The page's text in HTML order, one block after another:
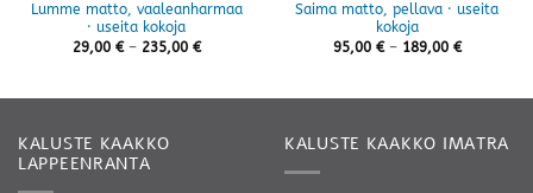
Lumme matto, vaaleanharmaa
· useita kokoja
29,00 € – 235,00 €Hintaluokka:
Saima matto, pellava · useita
kokoja
95,00 € – 189,00 €
KALUSTE KAAKKO
LAPPEENRANTA
KALUSTE KAAKKO IMATRA